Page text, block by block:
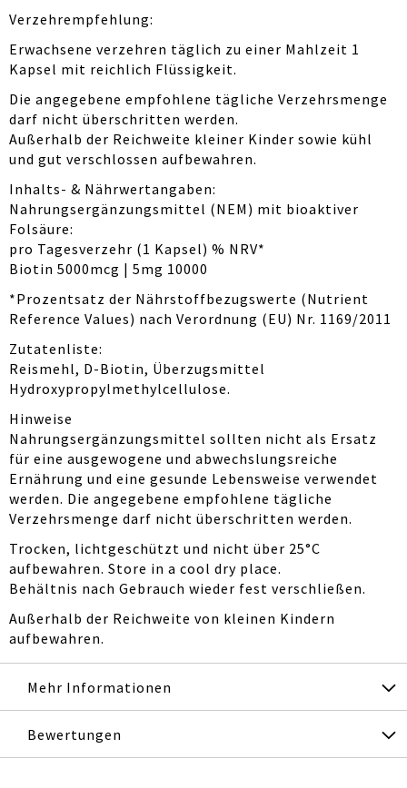
Verzehrempfehlung:
Erwachsene verzehren täglich zu einer Mahlzeit 1
Kapsel mit reichlich Flüssigkeit.
Die angegebene empfohlene tägliche Verzehrsmenge
darf nicht überschritten werden.
Außerhalb der Reichweite kleiner Kinder sowie kühl
und gut verschlossen aufbewahren.
Inhalts- & Nährwertangaben:
Nahrungsergänzungsmittel (NEM) mit bioaktiver
Folsäure:
pro Tagesverzehr (1 Kapsel) % NRV*
Biotin 5000mcg | 5mg 10000
*Prozentsatz der Nährstoffbezugswerte (Nutrient
Reference Values) nach Verordnung (EU) Nr. 1169/2011
Zutatenliste:
Reismehl, D-Biotin, Überzugsmittel
Hydroxypropylmethylcellulose.
Hinweise
Nahrungsergänzungsmittel sollten nicht als Ersatz
für eine ausgewogene und abwechslungsreiche
Ernährung und eine gesunde Lebensweise verwendet
werden. Die angegebene empfohlene tägliche
Verzehrsmenge darf nicht überschritten werden.
Trocken, lichtgeschützt und nicht über 25°C
aufbewahren. Store in a cool dry place.
Behältnis nach Gebrauch wieder fest verschließen.
Außerhalb der Reichweite von kleinen Kindern
aufbewahren.
Mehr Informationen
Bewertungen